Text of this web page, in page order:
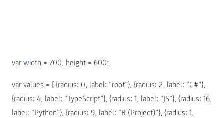
var width = 700, height = 600;
var values = [ {radius: 0, label: “root”}, {radius: 2, label: “C#”},
{radius: 4, label: “TypeScript”}, {radius: 1, label: “JS”}, {radius: 16,
label: “Python”}, {radius: 9, label: “R (Project)”}, {radius: 1,